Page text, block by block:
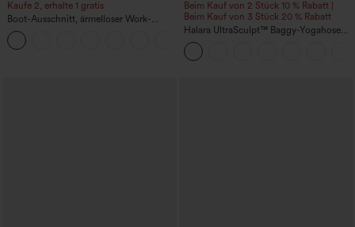
Kaufe 2, erhalte 1 gratis
Boot-Ausschnitt, ärmelloser Work-
Jumpsuit mit seitlicher Bindung,
kühlender Cool-Touch-Effekt, gestreift
und mit Taschen – Easy Peezy Edition
Beim Kauf von 2 Stück 10 % Rabatt |
Beim Kauf von 3 Stück 20 % Rabatt
Halara UltraSculpt™ Baggy-Yogahose
mit hohem Bund, Bauchkontrolle,
Color-Block-Streifen und Taschen